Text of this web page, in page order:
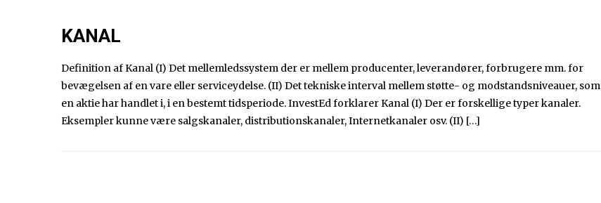
KANAL
Definition af Kanal (I) Det mellemledssystem der er mellem producenter, leverandører, forbrugere mm. for
bevægelsen af en vare eller serviceydelse. (II) Det tekniske interval mellem støtte- og modstandsniveauer, som
en aktie har handlet i, i en bestemt tidsperiode. InvestEd forklarer Kanal (I) Der er forskellige typer kanaler.
Eksempler kunne være salgskanaler, distributionskanaler, Internetkanaler osv. (II) […]